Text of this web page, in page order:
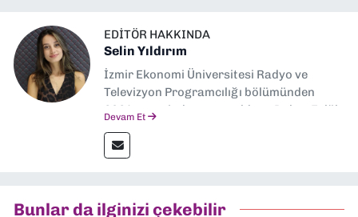
EDITÖR HAKKINDA
Selin Yıldırım
İzmir Ekonomi Üniversitesi Radyo ve
Televizyon Programcılığı bölümünden
2024 senesinde mezun oldum. Dokuz Eylül
editörlük görevini de üstleniyorum.
Devam Et
Bunlar da ilginizi çekebilir